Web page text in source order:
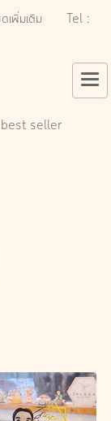
เพิ่มเติม
Tel :
best seller